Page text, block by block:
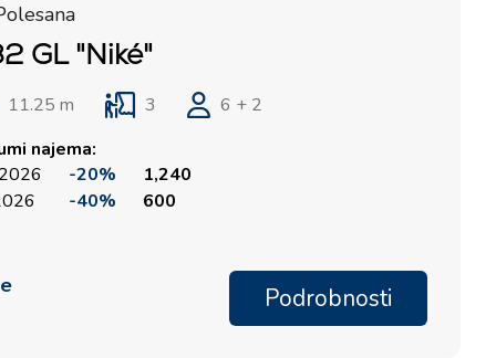
GL "Niké"
11.25 m 3
6 + 2
najema:
-20%
1,240
-40% 600
Podrobnosti